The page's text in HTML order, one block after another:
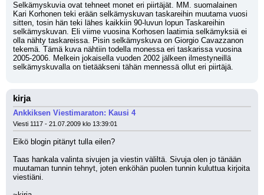
Selkämyskuvia ovat tehneet monet eri piirtäjät. MM. suomalainen
Kari Korhonen teki erään selkämyskuvan taskareihin muutama vuosi
sitten, tosin hän teki lähes kaikkiin 90-luvun lopun Taskareihin
selkämyskuvan. Eli viime vuosina Korhosen laatimia selkämyksiä ei
olla nähty taskareissa. Pisin selkämyskuva on Giorgio Cavazzanon
tekemä. Tämä kuva nähtiin todella monessa eri taskarissa vuosina
2005-2006. Melkein jokaisella vuoden 2002 jälkeen ilmestyneillä
selkämyskuvalla on tietääkseni tähän mennessä ollut eri piirtäjä.
kirja
Ankkiksen Viestimaraton: Kausi 4
Viesti 1117 - 21.07.2009 klo 13:39:01
Eikö blogin pitänyt tulla eilen?
Taas hankala valinta sivujen ja viestin väliltä. Sivuja olen jo tänään
muutaman tunnin tehnyt, joten enköhän puolen tunnin kuluttua kirjoita
viestiäni.